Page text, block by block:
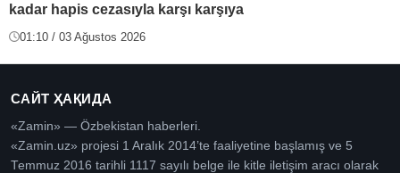
kadar hapis cezasıyla karşı karşıya
01:10 / 03 Ağustos 2026
САЙТ ҲАҚИДА
«Zamin» — Özbekistan haberleri.
«Zamin.uz» projesi 1 Aralık 2014’te faaliyetine başlamış ve 5
Temmuz 2016 tarihli 1117 sayılı belge ile kitle iletişim aracı olarak